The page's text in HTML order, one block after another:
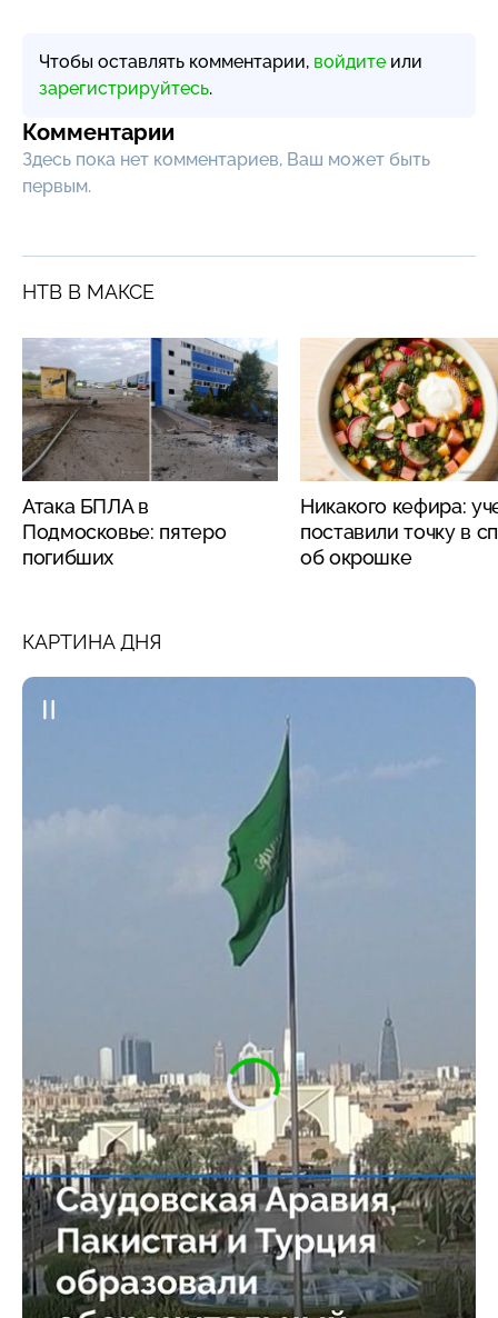
Чтобы оставлять комментарии, войдите или
зарегистрируйтесь.
Комментарии
Здесь пока нет комментариев, Ваш может быть
первым.
НТВ В МАКСЕ
Атака БПЛА в
Подмосковье: пятеро
погибших
Никакого кефира:
поставили точку в
об окрошке
КАРТИНА ДНЯ